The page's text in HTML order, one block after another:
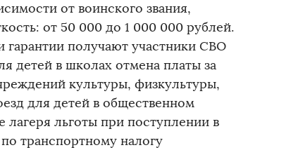
от воинского звания,
от 50 000 до 1 000 000 рублей.
гарантии получают участники СВО
детей в школах отмена платы за
культуры, физкультуры,
для детей в общественном
лагеря льготы при поступлении в
транспортному налогу